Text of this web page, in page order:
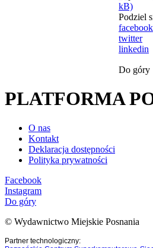
kB)
Podziel
facebook
twitter
linkedin
Do góry
PLATFORMA
O nas
Kontakt
Deklaracja dostępności
Polityka prywatności
Facebook
Instagram
Do góry
© Wydawnictwo Miejskie Posnania
Partner technologiczny: